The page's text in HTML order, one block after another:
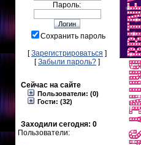
Пароль:
Сохранить пароль
[Зарегистрироваться ]
[Забыли пароль? ]
Сейчас на сайте
Пользователи: (0)
Гости: (32)
Заходили сегодня: 0
Пользователи: